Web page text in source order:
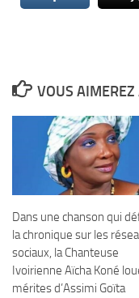
VOUS AIMEREZ
Dans une chanson qui
la chronique sur les
sociaux, la Chanteuse
Ivoirienne Aïcha Koné
mérites d’Assimi Goïta